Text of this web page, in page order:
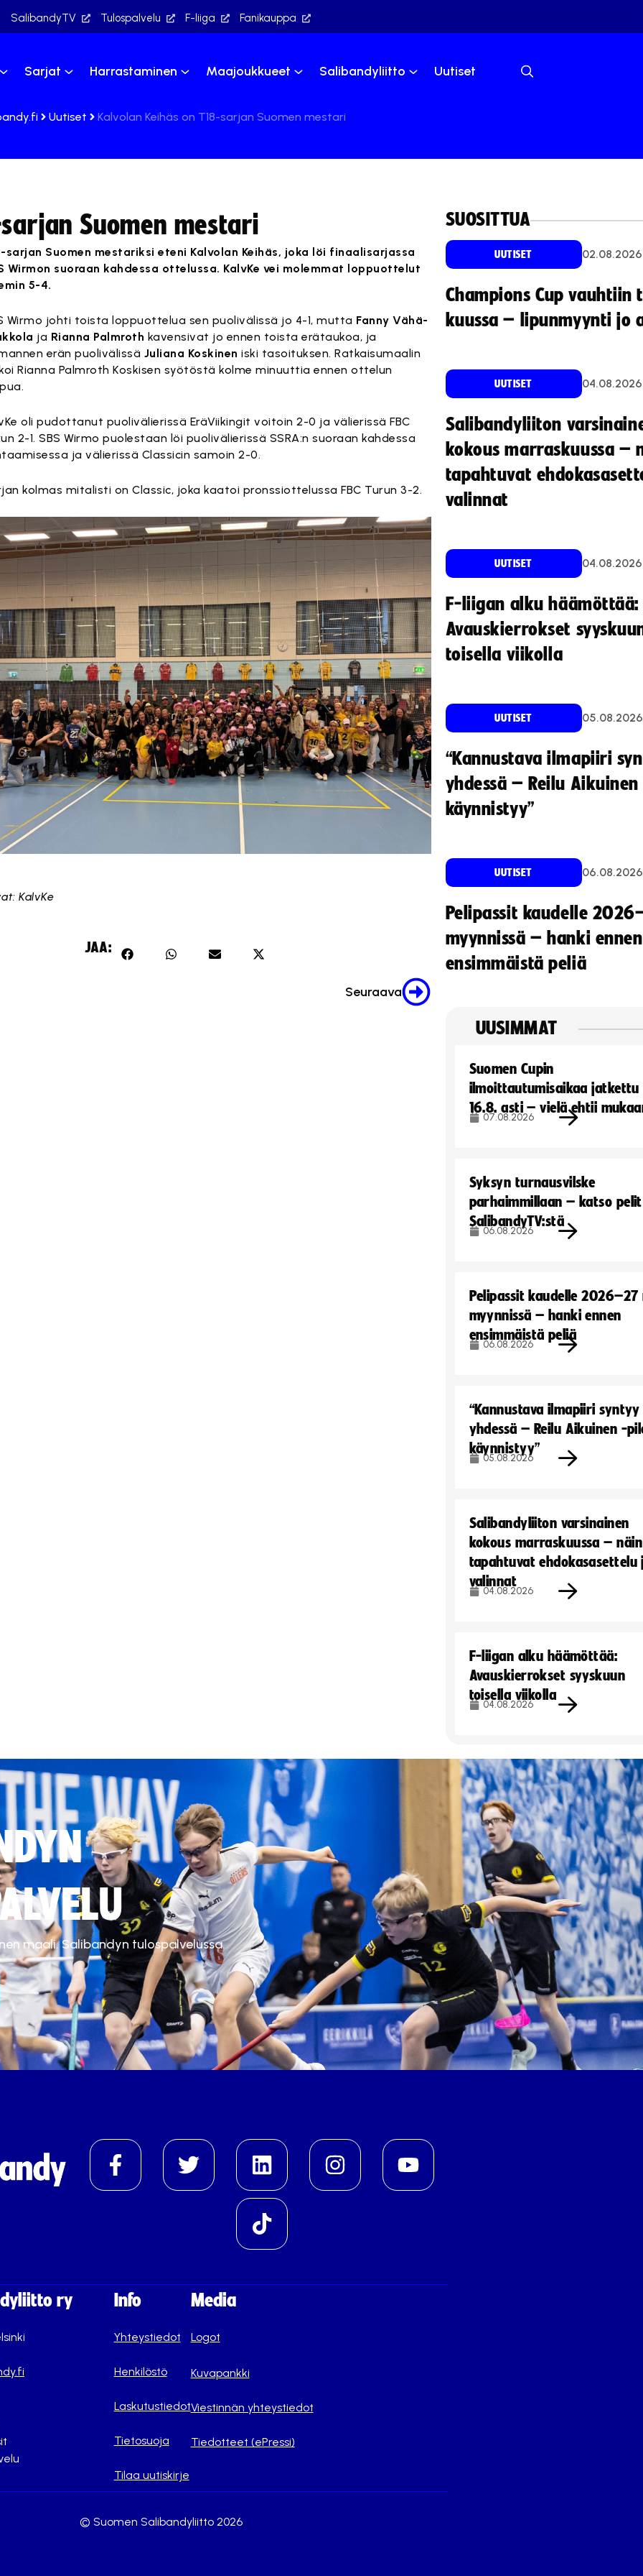
SalibandyTV Tulospalvelu F-liiga Fanikauppa
Sarjat Harrastaminen Maajoukkueet Salibandyliitto Uutiset
Uutiset Kalvolan Keihäs on T18-sarjan Suomen mestari
Suomen mestari
sarjan Suomen mestariksi eteni Kalvolan Keihäs, joka löi finaalisarjassa
Wirmon suoraan kahdessa ottelussa. KalvKe vei molemmat loppuottelut
5-4.
Wirmo johti toista loppuottelua sen puolivälissä jo 4-1, mutta Fanny Vähä-
ja Rianna Palmroth kavensivat jo ennen toista erätaukoa, ja
erän puolivälissä Juliana Koskinen iski tasoituksen. Ratkaisumaalin
Rianna Palmroth Koskisen syötöstä kolme minuuttia ennen ottelun
oli pudottanut puolivälierissä EräViikingit voitoin 2-0 ja välierissä FBC
2-1. SBS Wirmo puolestaan löi puolivälierissä SSRA:n suoraan kahdessa
ja välierissä Classicin samoin 2-0.
kolmas mitalisti on Classic, joka kaatoi pronssiottelussa FBC Turun 3-2.
KalvKe
JAA:
Seuraava
SUOSITTUA
UUTISET 02.08.2026
Champions Cup vauhtiin
kuussa – lipunmyynti jo
UUTISET 04.08.2026
Salibandyliiton
kokous marraskuussa –
tapahtuvat
valinnat
UUTISET 04.08.2026
F-liigan alku häämöttää:
Avauskierrokset
toisella viikolla
UUTISET 05.08.2026
“Kannustava ilmapiiri
yhdessä – Reilu
käynnistyy”
UUTISET 06.08.2026
Pelipassit kaudelle
myynnissä – hanki ennen
ensimmäistä peliä
UUSIMMAT
Suomen Cupin
ilmoittautumisaikaa jatkettu
16.8. asti – vielä ehtii
07.08.2026
Syksyn turnausvilske
parhaimmillaan – katso pelit
SalibandyTV:stä
06.08.2026
Pelipassit kaudelle
myynnissä – hanki ennen
ensimmäistä peliä
06.08.2026
“Kannustava ilmapiiri syntyy
yhdessä – Reilu Aikuinen -
käynnistyy”
05.08.2026
Salibandyliiton varsinainen
kokous marraskuussa – näin
tapahtuvat ehdokasasettelu
valinnat
04.08.2026
F-liigan alku häämöttää:
Avauskierrokset syyskuun
toisella viikolla
04.08.2026
maali. Salibandyn tulospalvelussa.
ry Info
Yhteystiedot
Henkilöstö
Laskutustiedot
Tietosuoja
Tilaa uutiskirje
Media
Logot
Kuvapankki
Viestinnän yhteystiedot
Tiedotteet (ePressi)
© Suomen Salibandyliitto 2026